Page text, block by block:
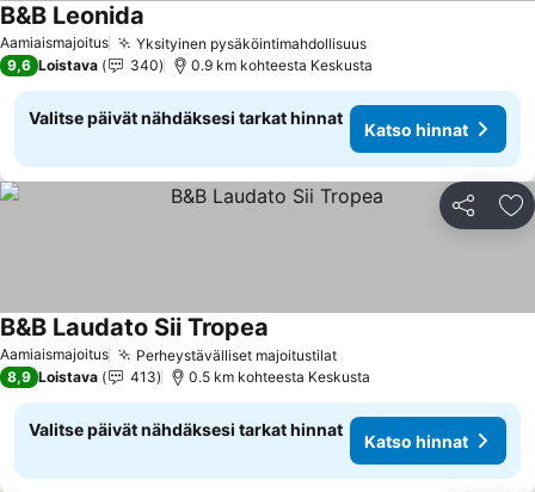
Aamiaismajoitus Yksityinen pysäköintimahdollisuus
B&B Leonida
9,6 Loistava 340 0.9 km kohteesta Keskusta
Valitse päivät nähdäksesi tarkat hinnat
Katso hinnat
Jaa
Aamiaismajoitus Perheystävälliset majoitustilat
B&B Laudato Sii Tropea
8,9 Loistava 413 0.5 km kohteesta Keskusta
Valitse päivät nähdäksesi tarkat hinnat
Katso hinnat